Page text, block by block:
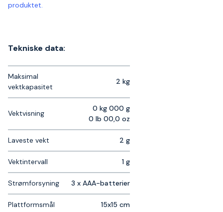
produktet.
Tekniske data:
Maksimal
vektkapasitet
2 kg
Vektvisning
0 kg 000 g
0 lb 00,0 oz
Laveste vekt 2 g
Vektintervall 1 g
Strømforsyning 3 x AAA-batterier
Plattformsmål 15x15 cm